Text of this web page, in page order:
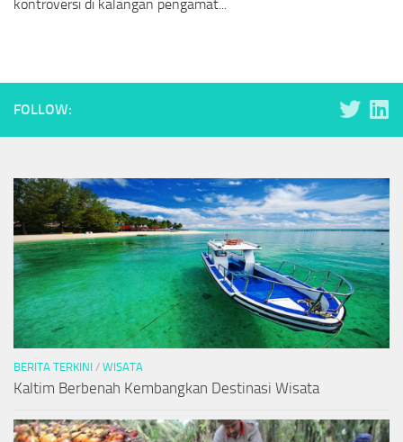
kontroversi di kalangan pengamat...
FOLLOW:
BERITA TERKINI / WISATA
Kaltim Berbenah Kembangkan Destinasi Wisata